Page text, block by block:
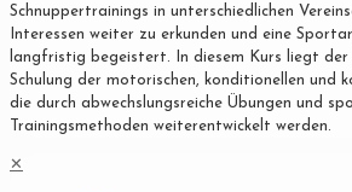
Schnuppertrainings in unterschiedlichen
Interessen weiter zu erkunden und eine
langfristig begeistert. In diesem Kurs liegt
Schulung der motorischen, konditionellen und
die durch abwechslungsreiche Übungen und
Trainingsmethoden weiterentwickelt werden.
✕